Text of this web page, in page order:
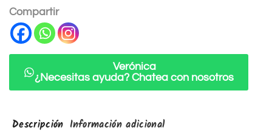
n
a
Compartir
Verónica
¿Necesitas ayuda? Chatea con nosotros
Descripción Información adicional